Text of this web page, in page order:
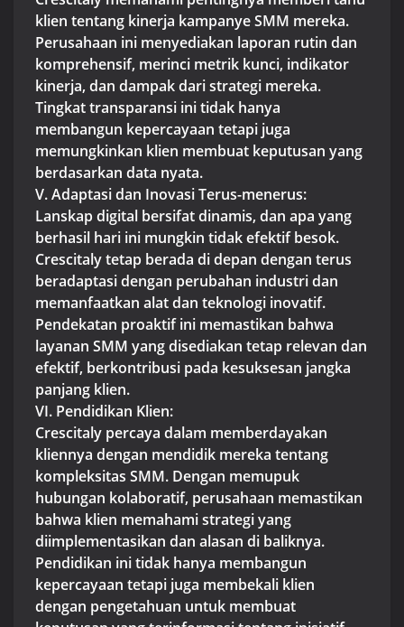
klien tentang kinerja kampanye SMM mereka.
Perusahaan ini menyediakan laporan rutin dan
komprehensif, merinci metrik kunci, indikator
kinerja, dan dampak dari strategi mereka.
Tingkat transparansi ini tidak hanya
membangun kepercayaan tetapi juga
memungkinkan klien membuat keputusan yang
berdasarkan data nyata.
V. Adaptasi dan Inovasi Terus-menerus:
Lanskap digital bersifat dinamis, dan apa yang
berhasil hari ini mungkin tidak efektif besok.
Crescitaly tetap berada di depan dengan terus
beradaptasi dengan perubahan industri dan
memanfaatkan alat dan teknologi inovatif.
Pendekatan proaktif ini memastikan bahwa
layanan SMM yang disediakan tetap relevan dan
efektif, berkontribusi pada kesuksesan jangka
panjang klien.
VI. Pendidikan Klien:
Crescitaly percaya dalam memberdayakan
kliennya dengan mendidik mereka tentang
kompleksitas SMM. Dengan memupuk
hubungan kolaboratif, perusahaan memastikan
bahwa klien memahami strategi yang
diimplementasikan dan alasan di baliknya.
Pendidikan ini tidak hanya membangun
kepercayaan tetapi juga membekali klien
dengan pengetahuan untuk membuat